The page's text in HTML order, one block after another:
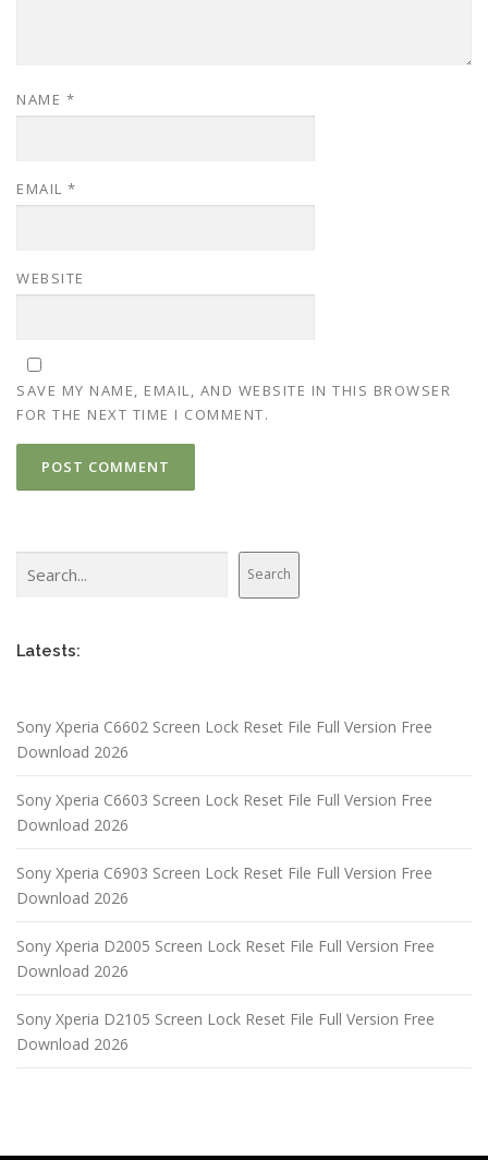
NAME *
EMAIL *
WEBSITE
SAVE MY NAME, EMAIL, AND WEBSITE IN THIS BROWSER
FOR THE NEXT TIME I COMMENT.
Search
Latests:
Sony Xperia C6602 Screen Lock Reset File Full Version Free
Download 2026
Sony Xperia C6603 Screen Lock Reset File Full Version Free
Download 2026
Sony Xperia C6903 Screen Lock Reset File Full Version Free
Download 2026
Sony Xperia D2005 Screen Lock Reset File Full Version Free
Download 2026
Sony Xperia D2105 Screen Lock Reset File Full Version Free
Download 2026